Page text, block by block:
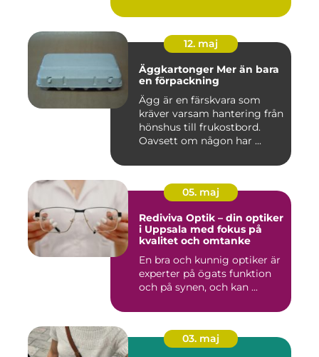
12. maj
Äggkartonger Mer än bara
en förpackning
Ägg är en färskvara som
kräver varsam hantering från
hönshus till frukostbord.
Oavsett om någon har ...
05. maj
Rediviva Optik – din optiker
i Uppsala med fokus på
kvalitet och omtanke
En bra och kunnig optiker är
experter på ögats funktion
och på synen, och kan ...
03. maj